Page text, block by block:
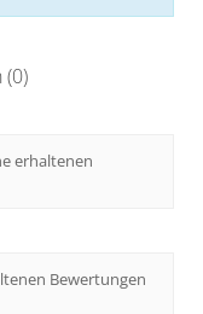
erhaltenen
Bewertungen